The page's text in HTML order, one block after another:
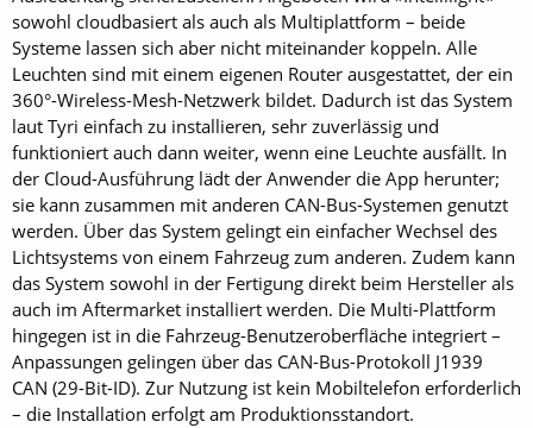
sowohl cloudbasiert als auch als Multiplattform – beide
Systeme lassen sich aber nicht miteinander koppeln. Alle
Leuchten sind mit einem eigenen Router ausgestattet, der ein
360°-­Wireless-Mesh-Netzwerk bildet. Dadurch ist das System
laut Tyri einfach zu installieren, sehr zuverlässig und
funktioniert auch dann weiter, wenn eine Leuchte ausfällt. In
der Cloud-Ausführung lädt der Anwender die App herunter;
sie kann zusammen mit anderen CAN-Bus-Systemen genutzt
werden. Über das System gelingt ein einfacher Wechsel des
Lichtsystems von einem Fahrzeug zum anderen. Zudem kann
das System sowohl in der Fertigung direkt beim Hersteller als
auch im Aftermarket installiert werden. Die Multi-Plattform
hingegen ist in die Fahrzeug-Benutzeroberfläche integriert –
Anpassungen gelingen über das CAN-Bus-Protokoll J1939
CAN (29-Bit-ID). Zur Nutzung ist kein Mobiltelefon erforderlich
– die Installation erfolgt am Produktionsstandort.